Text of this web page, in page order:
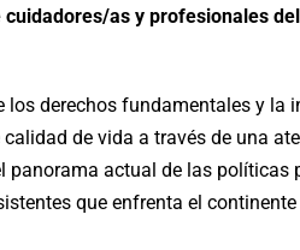
as y profesionales
derechos fundamentales y la
de vida a través de una
panorama actual de las políticas
que enfrenta el